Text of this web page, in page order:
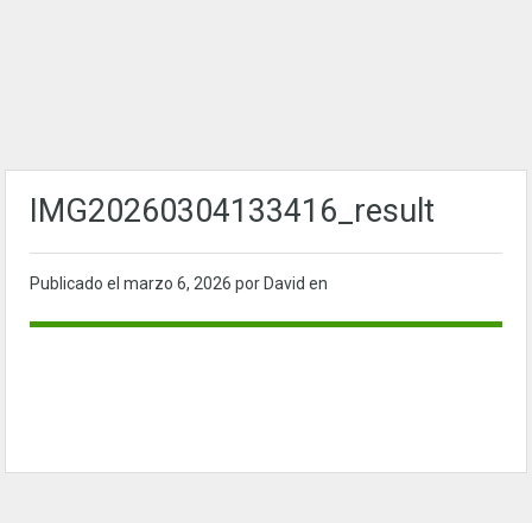
IMG20260304133416_result
Publicado el marzo 6, 2026 por David en